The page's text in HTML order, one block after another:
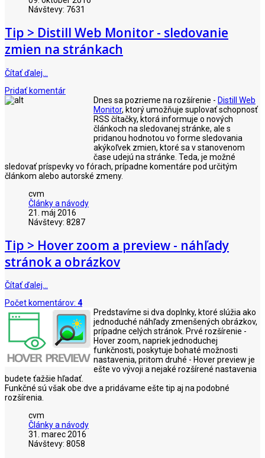
Návštevy: 7631
Tip > Distill Web Monitor - sledovanie
zmien na stránkach
Čítať ďalej…
Pridať komentár
Dnes sa pozrieme na rozšírenie - Distill Web
Monitor, ktorý umožňuje suplovať schopnosť
RSS čítačky, ktorá informuje o nových
článkoch na sledovanej stránke, ale s
pridanou hodnotou vo forme sledovania
akýkoľvek zmien, ktoré sa v stanovenom
čase udejú na stránke. Teda, je možné
sledovať príspevky vo fórach, prípadne komentáre pod určitým
článkom alebo autorské zmeny.
cvm
Články a návody
21. máj 2016
Návštevy: 8287
Tip > Hover zoom a preview - náhľady
stránok a obrázkov
Čítať ďalej…
Počet komentárov: 4
Predstavíme si dva doplnky, ktoré slúžia ako
jednoduché náhľady zmenšených obrázkov,
prípadne celých stránok. Prvé rozšírenie -
Hover zoom, napriek jednoduchej
funkčnosti, poskytuje bohaté možnosti
nastavenia, pritom druhé - Hover preview je
ešte vo vývoji a nejaké rozšírené nastavenia
budete ťažšie hľadať.
Funkčné sú však obe dve a pridávame ešte tip aj na podobné
rozšírenia.
cvm
Články a návody
31. marec 2016
Návštevy: 8058